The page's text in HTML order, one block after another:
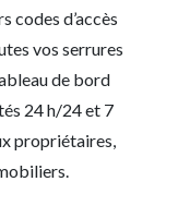
codes d’accès
vos serrures
de bord
24 h/24 et 7
propriétaires,